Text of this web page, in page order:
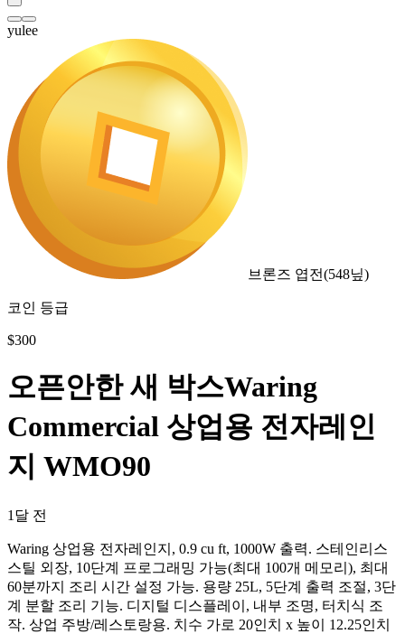
yulee
브론즈 엽전(548닢)
코인 등급
$300
오픈안한 새 박스Waring
Commercial 상업용 전자레인
지 WMO90
1달 전
Waring 상업용 전자레인지, 0.9 cu ft, 1000W 출력. 스테인리스
스틸 외장, 10단계 프로그래밍 가능(최대 100개 메모리), 최대
60분까지 조리 시간 설정 가능. 용량 25L, 5단계 출력 조절, 3단
계 분할 조리 기능. 디지털 디스플레이, 내부 조명, 터치식 조
작. 상업 주방/레스토랑용. 치수 가로 20인치 x 높이 12.25인치